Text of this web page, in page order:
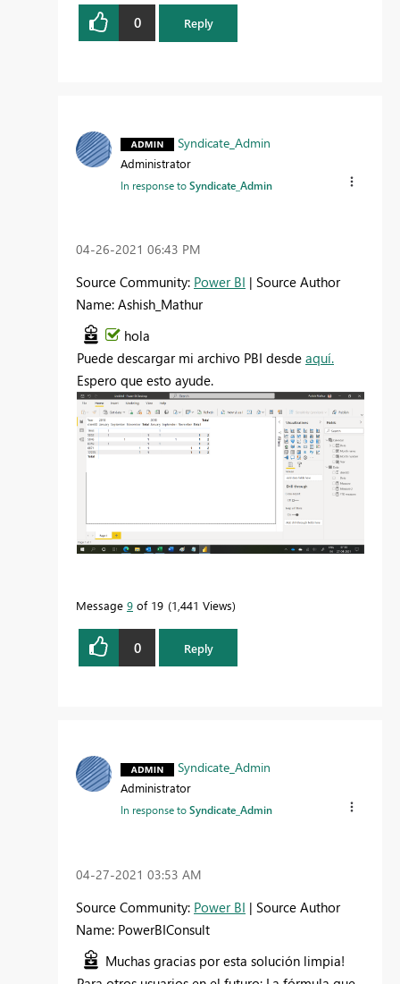
0 Reply
Syndicate_Admin
Administrator
In response toSyndicate_Admin
‎04-26-2021 06:43 PM
Source Community: Power BI | Source Author
Name: Ashish_Mathur
hola
Puede descargar mi archivo PBI desde aquí.
Espero que esto ayude.
Message 9 of 19 1,441 Views
0 Reply
Syndicate_Admin
Administrator
In response toSyndicate_Admin
‎04-27-2021 03:53 AM
Source Community: Power BI | Source Author
Name: PowerBIConsult
Muchas gracias por esta solución limpia!